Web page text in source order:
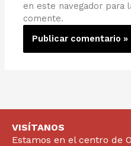
en este navegador para
comente.
VISÍTANOS
Estamos en el centro de